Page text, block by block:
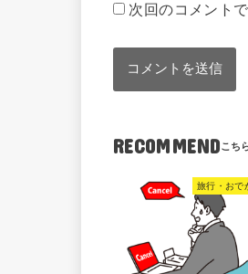
次回のコメント
RECOMMEND
旅行・おで